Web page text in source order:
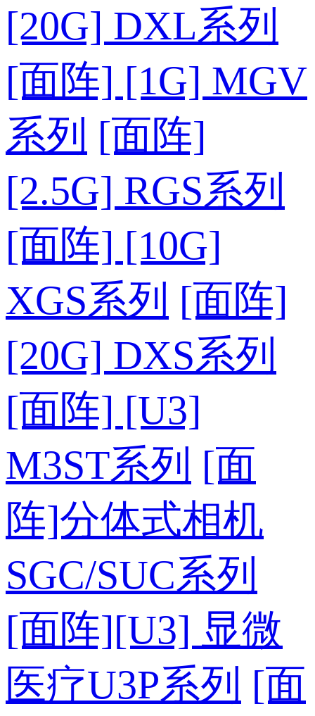
[20G] DXL系列
[面阵] [1G] MGV
系列 [面阵]
[2.5G] RGS系列
[面阵] [10G]
XGS系列 [面阵]
[20G] DXS系列
[面阵] [U3]
M3ST系列 [面
阵]分体式相机
SGC/SUC系列
[面阵][U3] 显微
医疗U3P系列 [面